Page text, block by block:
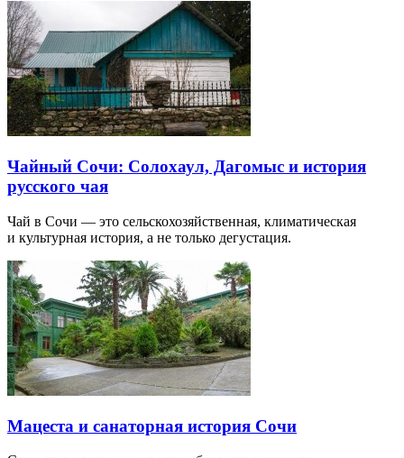
Чайный Сочи: Солохаул, Дагомыс и история
русского чая
Чай в Сочи — это сельскохозяйственная, климатическая
и культурная история, а не только дегустация.
Мацеста и санаторная история Сочи